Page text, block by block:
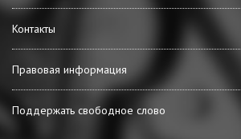
Контакты
Правовая информация
Поддержать свободное слово